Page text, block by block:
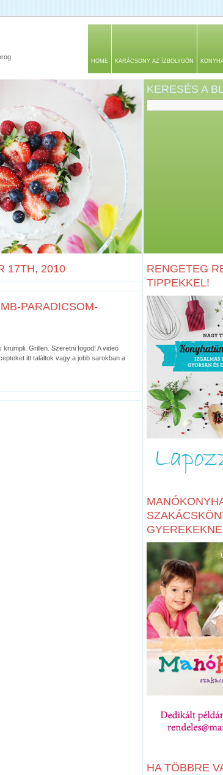
HOME KARÁCSONY AZ ÍZBOLYGÓN
KERESÉS A
17TH, 2010
PARADICSOM-
Grillen. Szeretni fogod! A videó
itt találtok vagy a jobb sarokban a
RENGETEG
TIPPEKKEL!
HA TÖBBRE